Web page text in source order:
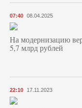
07:40 08.04.2025
На модернизацию
5,7 млрд рублей
22:10 17.11.2023